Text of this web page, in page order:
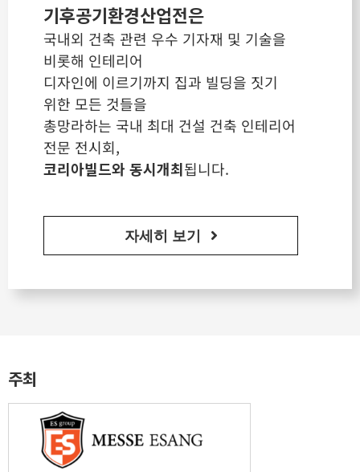
기후공기환경산업전은
국내외 건축 관련 우수 기자재 및 기술을
비롯해 인테리어
디자인에 이르기까지 집과 빌딩을 짓기
위한 모든 것들을
총망라하는 국내 최대 건설 건축 인테리어
전문 전시회,
코리아빌드와 동시개최됩니다.
자세히 보기
주최